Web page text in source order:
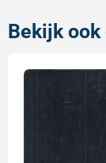
Bekijk ook